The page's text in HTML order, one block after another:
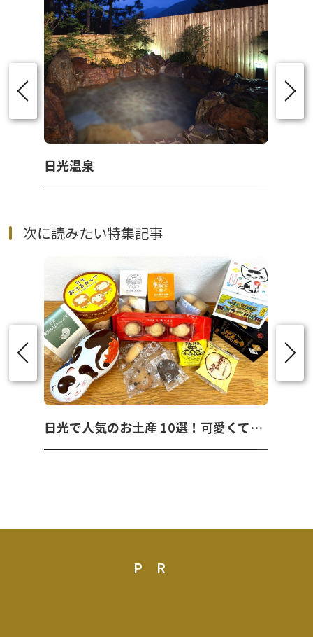
日光温泉
次に読みたい特集記事
日光で人気のお土産 10選！可愛くて美味しいお菓子を紹介！
PR